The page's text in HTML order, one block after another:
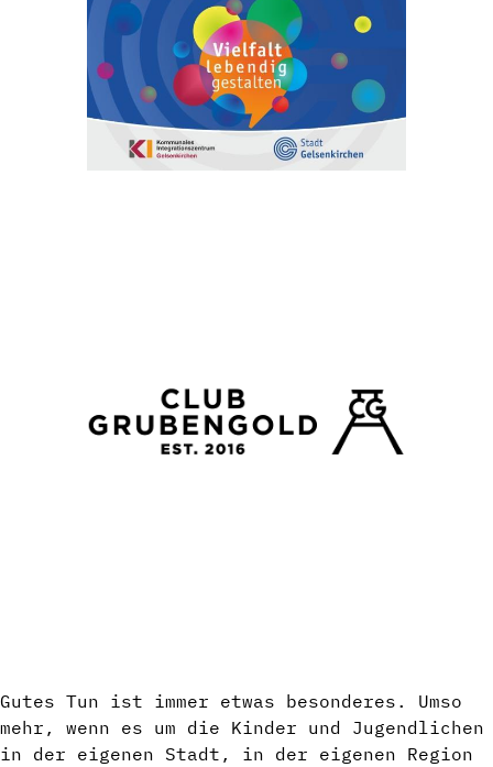
Gutes Tun ist immer etwas besonderes. Umso
mehr, wenn es um die Kinder und Jugendlichen
in der eigenen Stadt, in der eigenen Region